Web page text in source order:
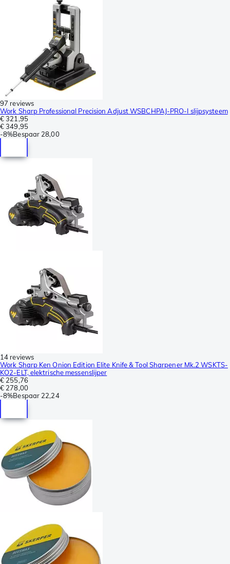
97 reviews
Work Sharp Professional Precision Adjust WSBCHPAJ-PRO-I slijpsysteem
€ 321,95
€ 349,95
-8%Bespaar 28,00
14 reviews
Work Sharp Ken Onion Edition Elite Knife & Tool Sharpener Mk.2 WSKTS-
KO2-ELT, elektrische messenslijper
€ 255,76
€ 278,00
-8%Bespaar 22,24